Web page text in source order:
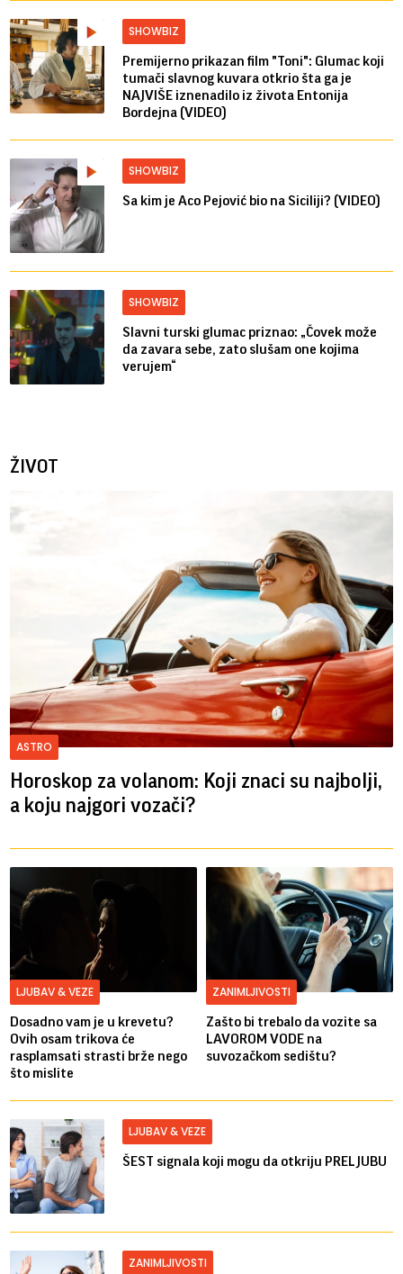
SHOWBIZ
Premijerno prikazan film "Toni": Glumac koji
tumači slavnog kuvara otkrio šta ga je
NAJVIŠE iznenadilo iz života Entonija
Bordejna (VIDEO)
SHOWBIZ
Sa kim je Aco Pejović bio na Siciliji? (VIDEO)
SHOWBIZ
Slavni turski glumac priznao: „Čovek može
da zavara sebe, zato slušam one kojima
verujem“
ŽIVOT
ASTRO
Horoskop za volanom: Koji znaci su najbolji,
a koju najgori vozači?
LJUBAV & VEZE
Dosadno vam je u krevetu?
Ovih osam trikova će
rasplamsati strasti brže nego
što mislite
ZANIMLJIVOSTI
Zašto bi trebalo da vozite sa
LAVOROM VODE na
suvozačkom sedištu?
LJUBAV & VEZE
ŠEST signala koji mogu da otkriju PRELJUBU
ZANIMLJIVOSTI